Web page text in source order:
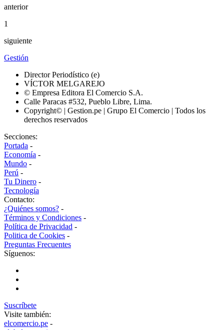
anterior
1
siguiente
Gestión
Director Periodístico (e)
VÍCTOR MELGAREJO
© Empresa Editora El Comercio S.A.
Calle Paracas #532, Pueblo Libre, Lima.
Copyright© | Gestion.pe | Grupo El Comercio | Todos los
derechos reservados
Secciones:
Portada -
Economía -
Mundo -
Perú -
Tu Dinero -
Tecnología
Contacto:
¿Quiénes somos? -
Términos y Condiciones -
Política de Privacidad -
Politica de Cookies -
Preguntas Frecuentes
Síguenos:
Suscríbete
Visite también:
elcomercio.pe -